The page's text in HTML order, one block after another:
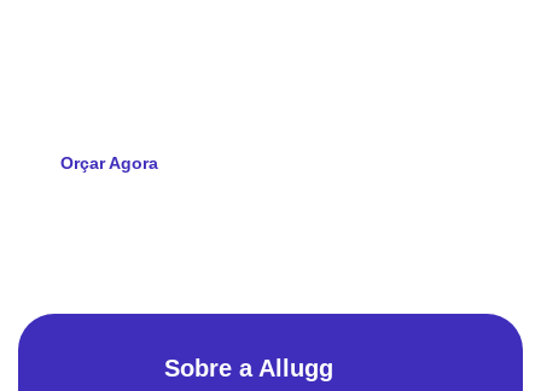
Orçar Agora
Sobre a Allugg